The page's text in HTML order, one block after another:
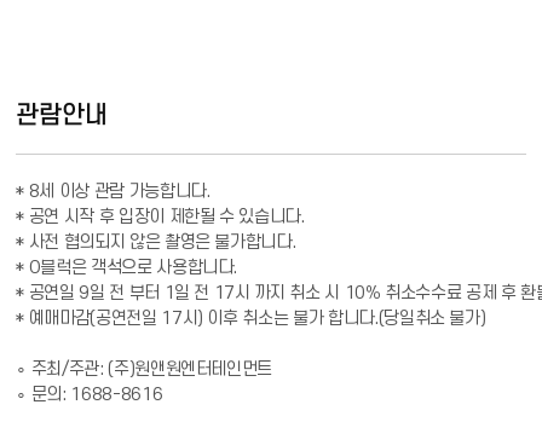
관람안내
* 8세 이상 관람 가능합니다.
* 공연 시작 후 입장이 제한될 수 있습니다.
* 사전 협의되지 않은 촬영은 불가합니다.
* O블럭은 객석으로 사용합니다.
* 공연일 9일 전 부터 1일 전 17시 까지 취소 시 10％ 취소수수료 공제 후
* 예매마감(공연전일 17시) 이후 취소는 불가 합니다.(당일취소 불가)
∘ 주최/주관: (주)원앤원엔터테인먼트
∘ 문의: 1688-8616